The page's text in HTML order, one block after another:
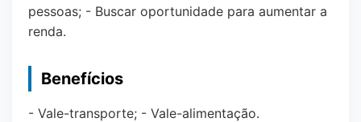
pessoas; - Buscar oportunidade para aumentar a
renda.
Benefícios
- Vale-transporte; - Vale-alimentação.